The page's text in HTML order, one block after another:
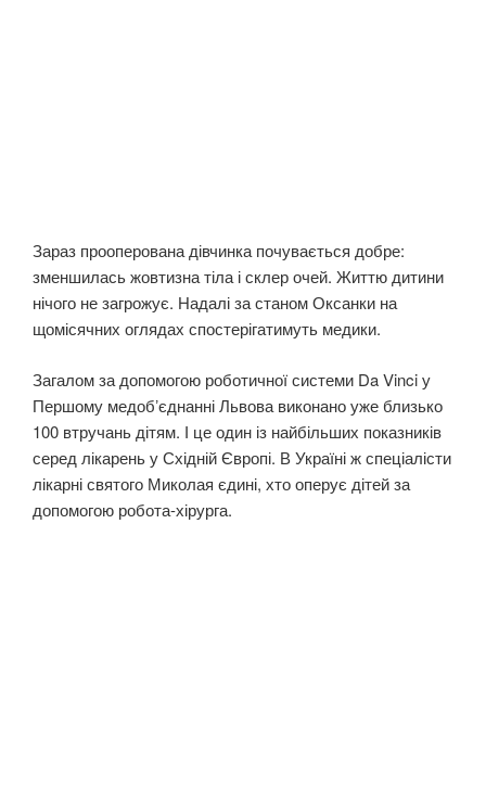
Зараз прооперована дівчинка почувається добре:
зменшилась жовтизна тіла і склер очей. Життю дитини
нічого не загрожує. Надалі за станом Оксанки на
щомісячних оглядах спостерігатимуть медики.
Загалом за допомогою роботичної системи Da Vinci у
Першому медобʼєднанні Львова виконано уже близько
100 втручань дітям. І це один із найбільших показників
серед лікарень у Східній Європі. В Україні ж спеціалісти
лікарні святого Миколая єдині, хто оперує дітей за
допомогою робота-хірурга.